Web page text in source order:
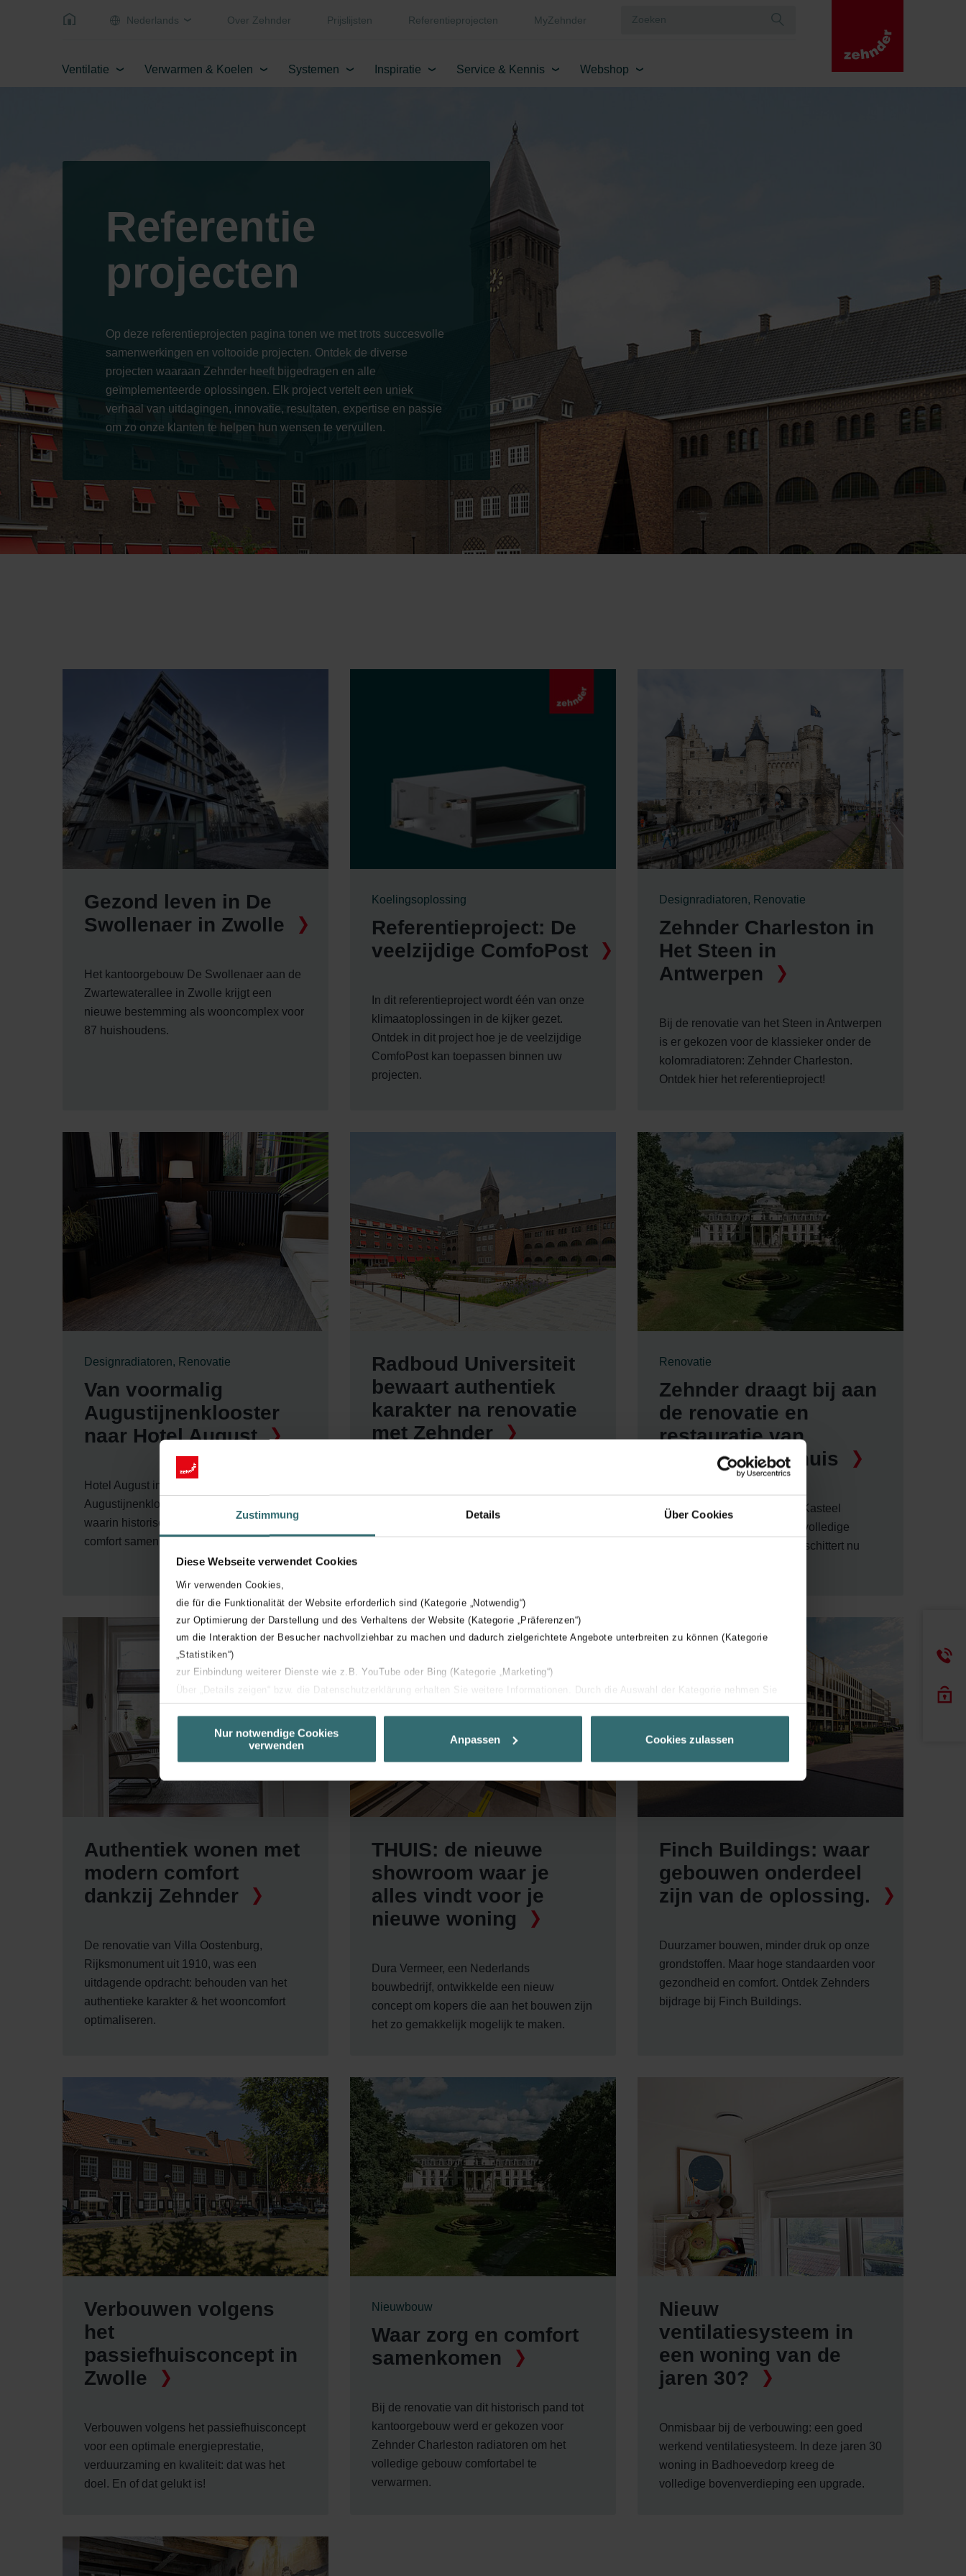
Zustimmung Details Über Cookies
Diese Webseite verwendet Cookies
Wir verwenden Cookies,
die für die Funktionalität der Website erforderlich sind (Kategorie „Notwendig“)
zur Optimierung der Darstellung und des Verhaltens der Website (Kategorie „Präferenzen“)
um die Interaktion der Besucher nachvollziehbar zu machen und dadurch zielgerichtete Angebote unterbreiten zu können (Kategorie
„Statistiken“)
zur Einbindung weiterer Dienste wie z.B. YouTube oder Bing (Kategorie „Marketing“)
Über „Details zeigen“ bzw. die Datenschutzerklärung erhalten Sie weitere Informationen. Durch die Auswahl der Kategorie nehmen Sie
unserer Website verwenden, um Ihnen die bestmögliche Nutzererfahrung zu ermöglichen und Ihnen maßgeschneiderte Informationen
basierend auf Ihren Interessen zur Verfügung zu stellen. Alle Einwilligungen können Sie selbstverständlich über einen Link in der
Datenschutzerklärung widerrufen.
Datenschutzerklärung der Zehnder Group
Zehnder Group AG: Data Privacy
Zehnder Group Czech Republic s.r.o.: Zásady ochrany osobních údajů
Zehnder Group France: Protection des données
Zehnder Group Ibérica SAU: Política de privacidad
Zehnder Group İç Mekan İklimlendirme Sanayi ve Ticaret Limitet Şirketi: Web Sitesi Çerezleri
Zehnder Group Nederland bv: Privacyverklaringen
Zehnder Group Sales International: Privacy Policy
Zehnder Group Schweiz AG: Datenschutz
Zehnder Polska Sp. z o.o.: Oświadczenie o ochronie danych Zehnder
Zehnder Group UK Limited: Privacy Policy
Nur notwendige Cookies
verwenden
Anpassen Cookies zulassen
Nederlands Over Zehnder Prijslijsten Referentieprojecten MyZehnder
Ventilatie Verwarmen & Koelen Systemen Inspiratie Service & Kennis Webshop
Referentie
projecten
Op deze referentieprojecten pagina tonen we met trots succesvolle
samenwerkingen en voltooide projecten. Ontdek de diverse
projecten waaraan Zehnder heeft bijgedragen en alle
geïmplementeerde oplossingen. Elk project vertelt een uniek
verhaal van uitdagingen, innovatie, resultaten, expertise en passie
om zo onze klanten te helpen hun wensen te vervullen.
Gezond leven in De
Swollenaer in Zwolle
Het kantoorgebouw De Swollenaer aan de
Zwartewaterallee in Zwolle krijgt een
nieuwe bestemming als wooncomplex voor
87 huishoudens.
Koelingsoplossing
Referentieproject: De
veelzijdige ComfoPost
In dit referentieproject wordt één van onze
klimaatoplossingen in de kijker gezet.
Ontdek in dit project hoe je de veelzijdige
ComfoPost kan toepassen binnen uw
projecten.
Designradiatoren, Renovatie
Zehnder Charleston in
Het Steen in
Antwerpen
Bij de renovatie van het Steen in Antwerpen
is er gekozen voor de klassieker onder de
kolomradiatoren: Zehnder Charleston.
Ontdek hier het referentieproject!
Designradiatoren, Renovatie
Van voormalig
Augustijnenklooster
naar Hotel August
Hotel August in Antwerpen, een voormalig
Augustijnenklooster, is een uniek project
waarin historische charme en modern
comfort samenkomen.
Radboud Universiteit
bewaart authentiek
karakter na renovatie
met Zehnder
wordt nu volledig verwarmd door Zehnder
Charleston radiatoren
Renovatie
Zehnder draagt bij aan
de renovatie en
restauratie van
Kasteel Blauwhuis
Het prachtige 16de eeuwse Kasteel
Blauwhuis was toe aan een volledige
renovatie en restauratie - en schittert nu
Authentiek wonen met
modern comfort
dankzij Zehnder
De renovatie van Villa Oostenburg,
Rijksmonument uit 1910, was een
uitdagende opdracht: behouden van het
authentieke karakter & het wooncomfort
optimaliseren.
THUIS: de nieuwe
showroom waar je
alles vindt voor je
nieuwe woning
Dura Vermeer, een Nederlands
bouwbedrijf, ontwikkelde een nieuw
concept om kopers die aan het bouwen zijn
het zo gemakkelijk mogelijk te maken.
Finch Buildings: waar
gebouwen onderdeel
zijn van de oplossing.
Duurzamer bouwen, minder druk op onze
grondstoffen. Maar hoge standaarden voor
gezondheid en comfort. Ontdek Zehnders
bijdrage bij Finch Buildings.
Verbouwen volgens
het
passiefhuisconcept in
Zwolle
Verbouwen volgens het passiefhuisconcept
voor een optimale energieprestatie,
verduurzaming en kwaliteit: dat was het
doel. En of dat gelukt is!
Nieuwbouw
Waar zorg en comfort
samenkomen
Bij de renovatie van dit historisch pand tot
kantoorgebouw werd er gekozen voor
Zehnder Charleston radiatoren om het
volledige gebouw comfortabel te
verwarmen.
Nieuw
ventilatiesysteem in
een woning van de
jaren 30?
Onmisbaar bij de verbouwing: een goed
werkend ventilatiesysteem. In deze jaren 30
woning in Badhoevedorp kreeg de
volledige bovenverdieping een upgrade.